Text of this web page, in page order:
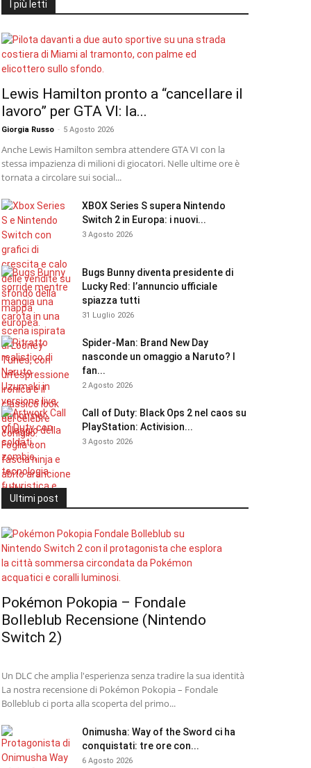
I più letti
Lewis Hamilton pronto a “cancellare il
lavoro” per GTA VI: la...
Giorgia Russo - 5 Agosto 2026
Anche Lewis Hamilton sembra attendere GTA VI con la
stessa impazienza di milioni di giocatori. Nelle ultime ore è
tornata a circolare sui social...
XBOX Series S supera Nintendo
Switch 2 in Europa: i nuovi...
3 Agosto 2026
Bugs Bunny diventa presidente di
Lucky Red: l’annuncio ufficiale
spiazza tutti
31 Luglio 2026
Spider-Man: Brand New Day
nasconde un omaggio a Naruto? I
fan...
2 Agosto 2026
Call of Duty: Black Ops 2 nel caos su
PlayStation: Activision...
3 Agosto 2026
Ultimi post
Pokémon Pokopia – Fondale
Bolleblub Recensione (Nintendo
Switch 2)
Un DLC che amplia l'esperienza senza tradire la sua identità
La nostra recensione di Pokémon Pokopia – Fondale
Bolleblub ci porta alla scoperta del primo...
Onimusha: Way of the Sword ci ha
conquistati: tre ore con...
6 Agosto 2026